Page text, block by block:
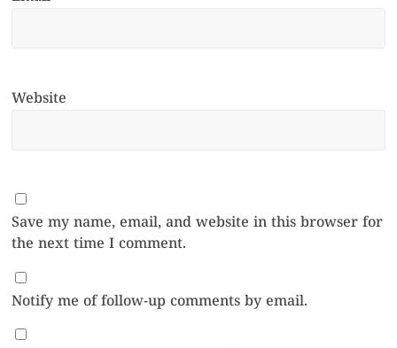
Website
Save my name, email, and website in this browser for
the next time I comment.
Notify me of follow-up comments by email.